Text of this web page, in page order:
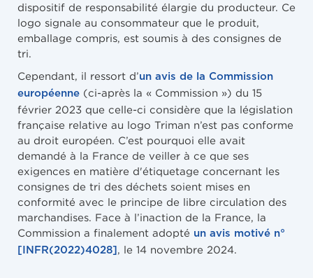
dispositif de responsabilité élargie du producteur. Ce
logo signale au consommateur que le produit,
emballage compris, est soumis à des consignes de
tri.
Cependant, il ressort d’un avis de la Commission
européenne (ci-après la « Commission ») du 15
février 2023 que celle-ci considère que la législation
française relative au logo Triman n’est pas conforme
au droit européen. C’est pourquoi elle avait
demandé à la France de veiller à ce que ses
exigences en matière d'étiquetage concernant les
consignes de tri des déchets soient mises en
conformité avec le principe de libre circulation des
marchandises. Face à l’inaction de la France, la
Commission a finalement adopté un avis motivé n°
[INFR(2022)4028]
, le 14 novembre 2024.